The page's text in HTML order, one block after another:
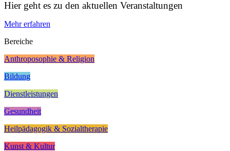
Hier geht es zu den aktuellen Veranstaltungen
Mehr erfahren
Bereiche
Anthroposophie & Religion
Bildung
Dienstleistungen
Gesundheit
Heilpädagogik & Sozialtherapie
Kunst & Kultur